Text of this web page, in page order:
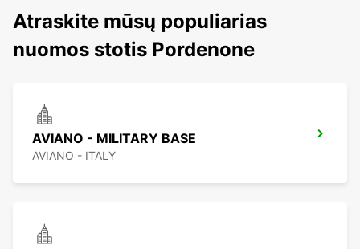
Atraskite mūsų populiarias
nuomos stotis Pordenone
AVIANO - MILITARY BASE
AVIANO - ITALY